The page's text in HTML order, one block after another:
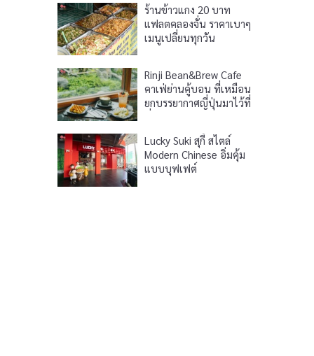
ร้านข้าวแกง 20 บาท
แฟลตคลองจั่น ราคาเบาๆ
เมนูเปลี่ยนทุกวัน
Rinji Bean&Brew Cafe
คาเฟ่ย่านคู้บอน ที่เหมือน
ยกบรรยากาศญี่ปุ่นมาไว้ที่
Lucky Suki สุกี้ สไตล์
Modern Chinese อิ่มคุ้ม
แบบบุฟเฟต์